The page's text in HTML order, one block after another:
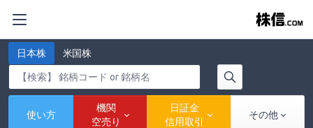
日本株 米国株
使い方
機関
空売り
日証金
信用取引
その他